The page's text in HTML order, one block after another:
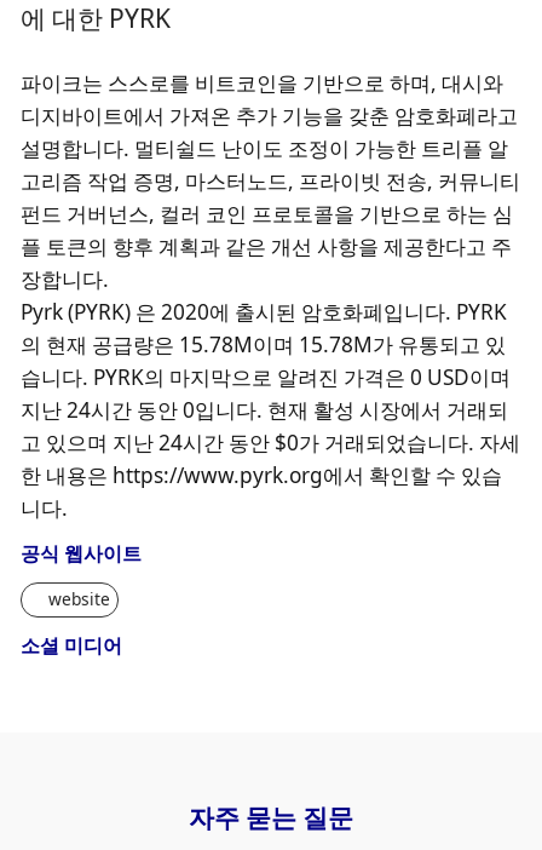
에 대한 PYRK
파이크는 스스로를 비트코인을 기반으로 하며, 대시와
디지바이트에서 가져온 추가 기능을 갖춘 암호화폐라고
설명합니다. 멀티쉴드 난이도 조정이 가능한 트리플 알
고리즘 작업 증명, 마스터노드, 프라이빗 전송, 커뮤니티
펀드 거버넌스, 컬러 코인 프로토콜을 기반으로 하는 심
플 토큰의 향후 계획과 같은 개선 사항을 제공한다고 주
장합니다.
Pyrk (PYRK) 은 2020에 출시된 암호화폐입니다. PYRK
의 현재 공급량은 15.78M이며 15.78M가 유통되고 있
습니다. PYRK의 마지막으로 알려진 가격은 0 USD이며
지난 24시간 동안 0입니다. 현재 활성 시장에서 거래되
고 있으며 지난 24시간 동안 $0가 거래되었습니다. 자세
한 내용은 https://www.pyrk.org에서 확인할 수 있습
니다.
공식 웹사이트
website
소셜 미디어
자주 묻는 질문